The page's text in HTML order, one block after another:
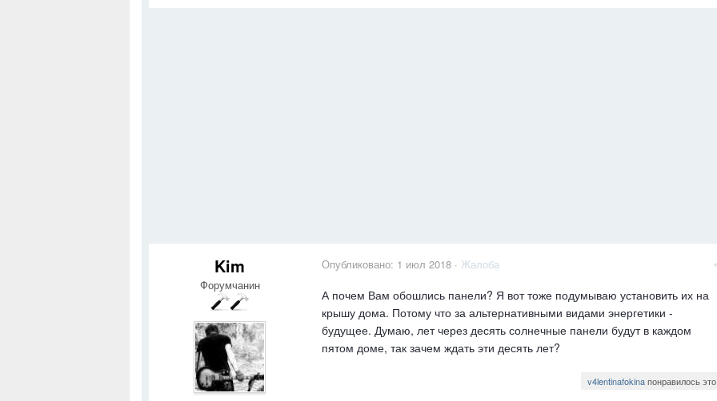
Kim
Форумчанин
Опубликовано: 1 июл 2018 · Жалоба
А почем Вам обошлись панели? Я вот тоже подумываю установить их на
крышу дома. Потому что за альтернативными видами энергетики -
будущее. Думаю, лет через десять солнечные панели будут в каждом
пятом доме, так зачем ждать эти десять лет?
v4lentinafokinaпонравилось это